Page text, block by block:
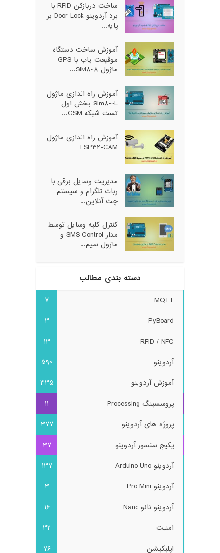
ساخت دربازکن RFID با
برد آردوینو Door Lock بر
پایه...
آموزش ساخت دستگاه
موقیعت یاب با GPS
ماژول SIM808...
آموزش راه اندازی ماژول
Sim800L بخش اول
تست شبکه GSM...
آموزش راه اندازی ماژول
ESP32-CAM
مدیریت وسایل برقی با
ربات تلگرام و سیستم
چت آنلاین...
کنترل کلیه وسایل توسط
مدار SMS Control و
ماژول سیم...
دسته بندی مطالب
MQTT
7
PyBoard
3
RFID / NFC
13
آردوینو
590
آموزش آردوینو
335
پروسسینگ Processing
11
پروژه های آردوینو
377
پکیج سنسور آردوینو
37
آردوینو Arduino Uno
137
آردوینو Pro Mini
3
آردوینو نانو Nano
16
امنیت
32
اپلیکیشن
76